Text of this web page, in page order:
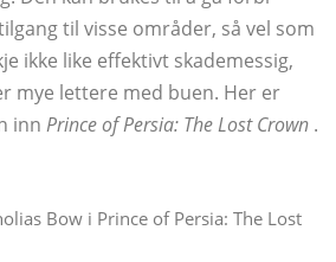
til visse områder, så vel som
ikke like effektivt skademessig,
mye lettere med buen. Her er
inn Prince of Persia: The Lost Crown .